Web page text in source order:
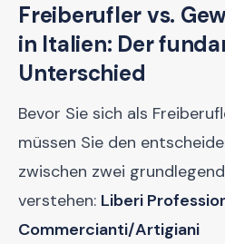
Freiberufler vs.
in Italien: Der
Unterschied
Bevor Sie sich als
müssen Sie den
zwischen zwei
verstehen: Liberi
Commercianti/Artigiani